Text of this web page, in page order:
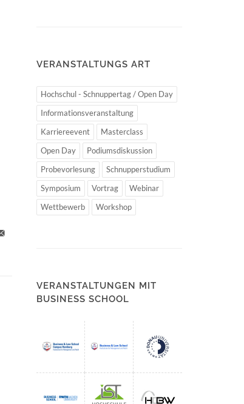
VERANSTALTUNGS ART
Hochschul - Schnuppertag / Open Day
Informationsveranstaltung
Karriereevent
Masterclass
Open Day
Podiumsdiskussion
Probevorlesung
Schnupperstudium
Symposium
Vortrag
Webinar
Wettbewerb
Workshop
VERANSTALTUNGEN MIT
BUSINESS SCHOOL